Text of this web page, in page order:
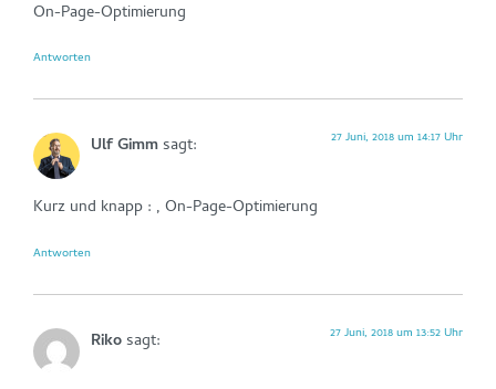
On-Page-Optimierung
Antworten
Ulf Gimmsagt: 27 Juni, 2018 um 14:17 Uhr
Kurz und knapp : , On-Page-Optimierung
Antworten
Rikosagt: 27 Juni, 2018 um 13:52 Uhr